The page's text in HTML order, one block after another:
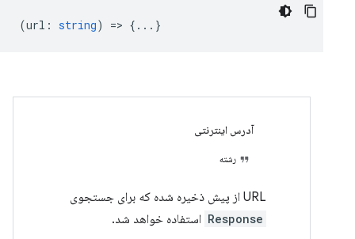
(url : string) => {...}
آدرس اینترنتی
رشته
URL از پیش ذخیره شده که برای جستجوی
Response استفاده خواهد شد.